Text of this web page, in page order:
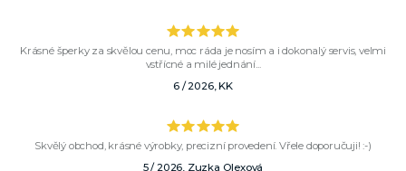
Krásné šperky za skvělou cenu, moc ráda je nosím a i dokonalý servis, velmi
vstřícné a milé jednání...
6 / 2026, KK
Skvělý obchod, krásné výrobky, precizní provedení. Vřele doporučuji! :-)
5 / 2026, Zuzka Olexová